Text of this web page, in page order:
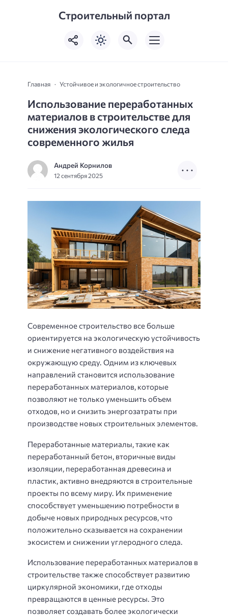
Строительный портал
Главная Устойчивое и экологичное строительство
Использование переработанных
материалов в строительстве для
снижения экологического следа
современного жилья
Андрей Корнилов
12 сентября 2025
Современное строительство все больше
ориентируется на экологическую устойчивость
и снижение негативного воздействия на
окружающую среду. Одним из ключевых
направлений становится использование
переработанных материалов, которые
позволяют не только уменьшить объем
отходов, но и снизить энергозатраты при
производстве новых строительных элементов.
Переработанные материалы, такие как
переработанный бетон, вторичные виды
изоляции, переработанная древесина и
пластик, активно внедряются в строительные
проекты по всему миру. Их применение
способствует уменьшению потребности в
добыче новых природных ресурсов, что
положительно сказывается на сохранении
экосистем и снижении углеродного следа.
Использование переработанных материалов в
строительстве также способствует развитию
циркулярной экономики, где отходы
превращаются в ценные ресурсы. Это
позволяет создавать более экологически